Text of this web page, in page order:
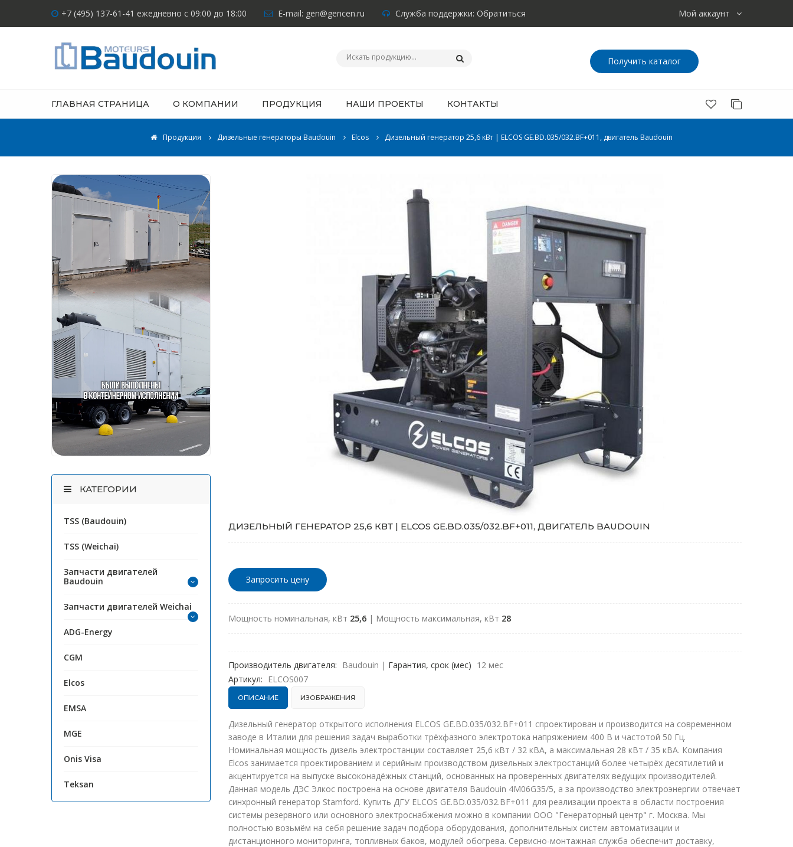
Мой аккаунт
+7 (495) 137-61-41 ежедневно с 09:00 до 18:00 E-mail: gen@gencen.ru Служба поддержки: Обратиться
Получить каталог
ГЛАВНАЯ СТРАНИЦА О КОМПАНИИ ПРОДУКЦИЯ НАШИ ПРОЕКТЫ КОНТАКТЫ
Продукция Дизельные генераторы Baudouin Elcos Дизельный генератор 25,6 кВт | ELCOS GE.BD.035/032.BF+011, двигатель Baudouin
ДИЗЕЛЬНЫЙ ГЕНЕРАТОР 25,6 КВТ | ELCOS GE.BD.035/032.BF+011, ДВИГАТЕЛЬ BAUDOUIN
Запросить цену
Мощность номинальная, кВт 25,6 | Мощность максимальная, кВт 28
Производитель двигателя: Baudouin | Гарантия, срок (мес) 12 мес
Артикул:
ELCOS007
ОПИСАНИЕ ИЗОБРАЖЕНИЯ
Дизельный генератор открытого исполнения ELCOS GE.BD.035/032.BF+011 спроектирован и производится на современном
заводе в Италии для решения задач выработки трёхфазного электротока напряжением 400 В и частотой 50 Гц.
Номинальная мощность дизель электростанции составляет 25,6 кВт / 32 кВА, а максимальная 28 кВт / 35 кВА. Компания
Elcos занимается проектированием и серийным производством дизельных электростанций более четырёх десятилетий и
акцентируется на выпуске высоконадёжных станций, основанных на проверенных двигателях ведущих производителей.
Данная модель ДЭС Элкос построена на основе двигателя Baudouin 4M06G35/5, а за производство электроэнергии отвечает
синхронный генератор Stamford. Купить ДГУ ELCOS GE.BD.035/032.BF+011 для реализации проекта в области построения
системы резервного или основного электроснабжения можно в компании ООО "Генераторный центр" г. Москва. Мы
полностью возьмём на себя решение задач подбора оборудования, дополнительных систем автоматизации и
дистанционного мониторинга, топливных баков, модулей обогрева. Сервисно-монтажная служба обеспечит доставку,
КАТЕГОРИИ
TSS (Baudouin)
TSS (Weichai)
Запчасти двигателей
Baudouin
Запчасти двигателей Weichai
ADG-Energy
CGM
Elcos
EMSA
MGE
Onis Visa
Teksan